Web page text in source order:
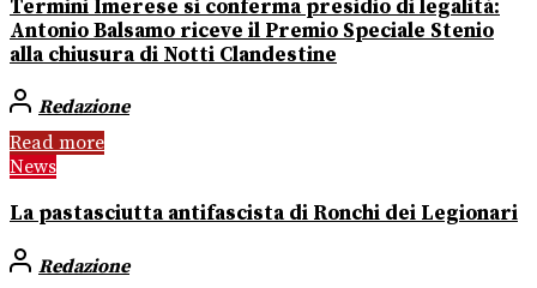
Termini Imerese si conferma presidio di legalità:
Antonio Balsamo riceve il Premio Speciale Stenio
alla chiusura di Notti Clandestine
Redazione
Read more
News
La pastasciutta antifascista di Ronchi dei Legionari
Redazione